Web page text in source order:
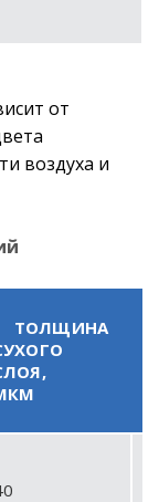
от
воздуха и
ТОЛЩИНА